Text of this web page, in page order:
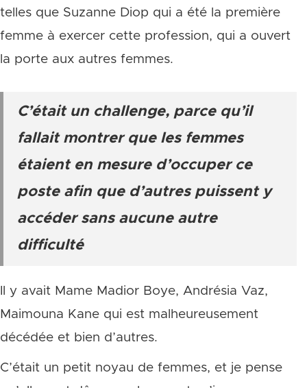
telles que Suzanne Diop qui a été la première
femme à exercer cette profession, qui a ouvert
la porte aux autres femmes.
C’était un challenge, parce qu’il
fallait montrer que les femmes
étaient en mesure d’occuper ce
poste afin que d’autres puissent y
accéder sans aucune autre
difficulté
Il y avait Mame Madior Boye, Andrésia Vaz,
Maimouna Kane qui est malheureusement
décédée et bien d’autres.
C’était un petit noyau de femmes, et je pense